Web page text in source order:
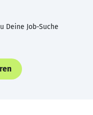
Deine Job-Suche